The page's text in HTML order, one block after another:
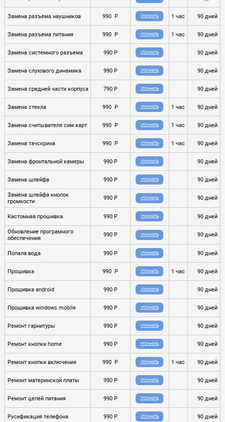
Замена разъема наушников 990 P УТОЧНИТЬ 1 час 90 дней
Замена разъема питания 990 P УТОЧНИТЬ 1 час 90 дней
Замена системного разъема 990 P УТОЧНИТЬ 90 дней
Замена слухового динамика 990 P УТОЧНИТЬ 90 дней
Замена средней части корпуса 790 P УТОЧНИТЬ 90 дней
Замена стекла 990 P УТОЧНИТЬ 1 час 90 дней
Замена считывателя сим карт 990 P УТОЧНИТЬ 1 час 90 дней
Замена тачскрина 990 P УТОЧНИТЬ 1 час 90 дней
Замена фронтальной камеры 990 P УТОЧНИТЬ 90 дней
Замена шлейфа 990 P УТОЧНИТЬ 90 дней
Замена шлейфа кнопок
громкости
990 P УТОЧНИТЬ 90 дней
Кастомная прошивка 990 P УТОЧНИТЬ 90 дней
Обновление програмного
обеспечения
990 P УТОЧНИТЬ 90 дней
Попала вода 990 P УТОЧНИТЬ 90 дней
Прошивка 990 P УТОЧНИТЬ 1 час 90 дней
Прошивка android 990 P УТОЧНИТЬ 90 дней
Прошивка windows mobile 990 P УТОЧНИТЬ 90 дней
Ремонт гарнитуры 990 P УТОЧНИТЬ 90 дней
Ремонт кнопки home 990 P УТОЧНИТЬ 90 дней
Ремонт кнопки включения 990 P УТОЧНИТЬ 1 час 90 дней
Ремонт материнской платы 990 P УТОЧНИТЬ 90 дней
Ремонт цепей питания 990 P УТОЧНИТЬ 90 дней
Русификация телефона 990 P УТОЧНИТЬ 90 дней